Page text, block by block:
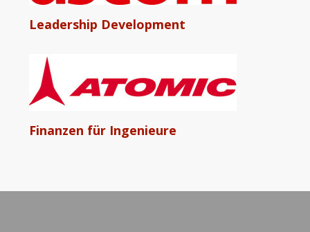
Leadership Development
Finanzen für Ingenieure